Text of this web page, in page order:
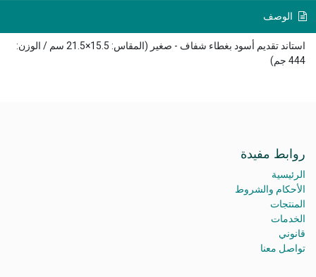
الوصف
استاند تقديم أسود بغطاء شفاف - صغير (المقاس: 15.5×21.5 سم / الوزن:
444 جم)
روابط مفيدة
الرئيسية
الأحكام والشروط
المنتجات
الخدمات
قانوني
تواصل معنا